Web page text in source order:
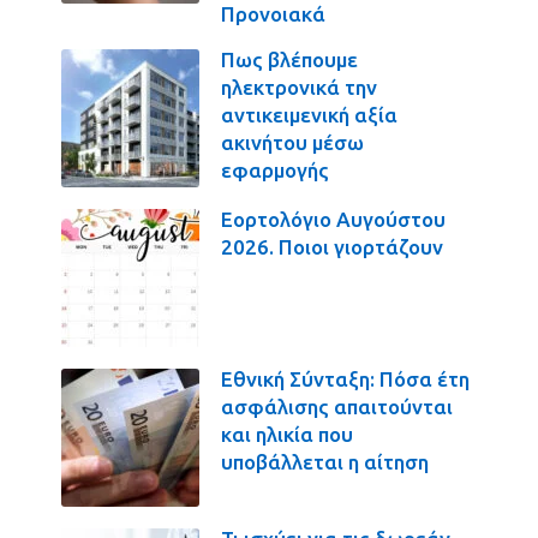
Προνοιακά
Πως βλέπουμε
ηλεκτρονικά την
αντικειμενική αξία
ακινήτου μέσω
εφαρμογής
Εορτολόγιο Αυγούστου
2026. Ποιοι γιορτάζουν
Εθνική Σύνταξη: Πόσα έτη
ασφάλισης απαιτούνται
και ηλικία που
υποβάλλεται η αίτηση